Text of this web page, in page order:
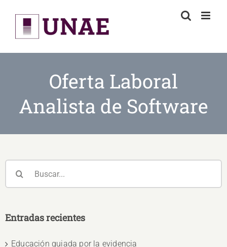
content
Oferta Laboral
Analista de Software
Entradas recientes
Educación guiada por la evidencia